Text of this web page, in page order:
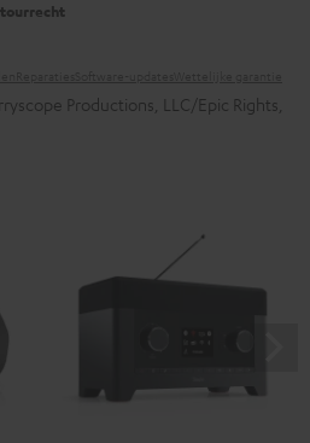
Productions, LLC/Epic Rights,